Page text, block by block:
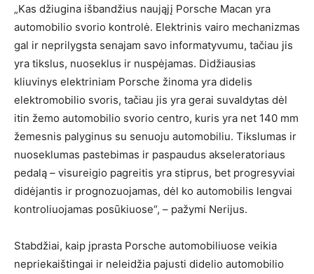
„Kas džiugina išbandžius naująjį Porsche Macan yra
automobilio svorio kontrolė. Elektrinis vairo mechanizmas
gal ir neprilygsta senajam savo informatyvumu, tačiau jis
yra tikslus, nuoseklus ir nuspėjamas. Didžiausias
kliuvinys elektriniam Porsche žinoma yra didelis
elektromobilio svoris, tačiau jis yra gerai suvaldytas dėl
itin žemo automobilio svorio centro, kuris yra net 140 mm
žemesnis palyginus su senuoju automobiliu. Tikslumas ir
nuoseklumas pastebimas ir paspaudus akseleratoriaus
pedalą – visureigio pagreitis yra stiprus, bet progresyviai
didėjantis ir prognozuojamas, dėl ko automobilis lengvai
kontroliuojamas posūkiuose“, – pažymi Nerijus.
Stabdžiai, kaip įprasta Porsche automobiliuose veikia
nepriekaištingai ir neleidžia pajusti didelio automobilio